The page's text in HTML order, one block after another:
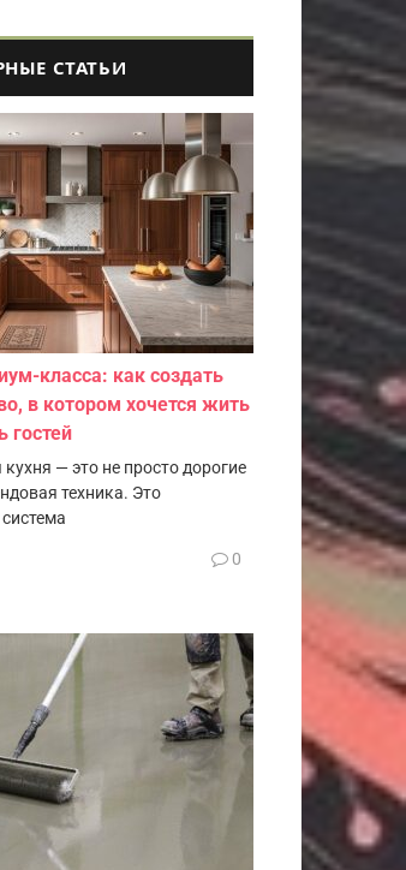
СТАТЬИ
класса: как создать
в котором хочется жить
гостей
— это не просто дорогие
техника. Это
0